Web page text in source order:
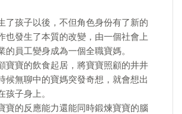
了孩子以後，不但角色身份有了新的
也發生了本質的改變，由一個社會上
的員工變身成為一個全職寶媽。
寶寶的飲食起居，將寶寶照顧的井井
候無聊中的寶媽突發奇想，就會想出
孩子身上。
寶的反應能力還能同時鍛煉寶寶的腦